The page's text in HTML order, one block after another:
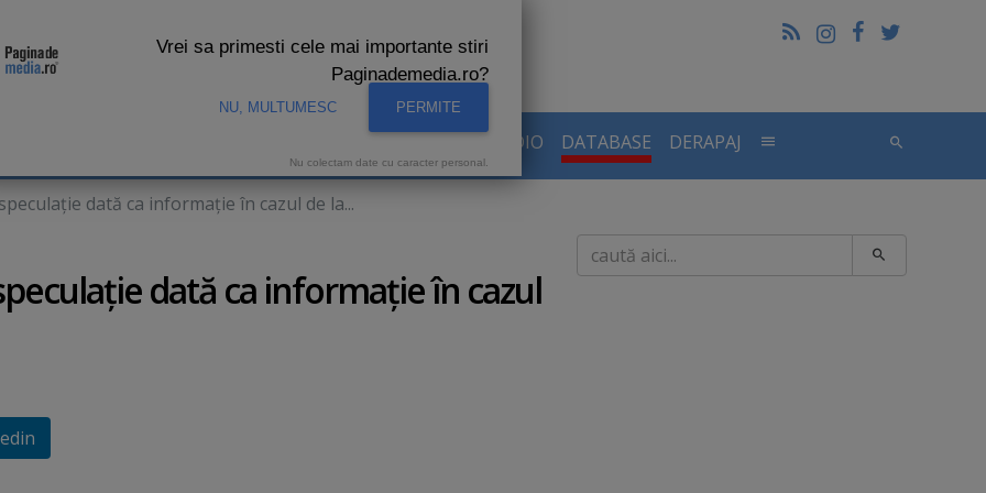
AUDIENTE RADIO DATABASE DERAPAJ
dată ca informaţie în cazul de la...
dată ca informaţie în cazul
Caută
Vrei sa primesti cele mai importante stiri
Paginademedia.ro?
NU, MULTUMESC PERMITE
Nu colectam date cu caracter personal.